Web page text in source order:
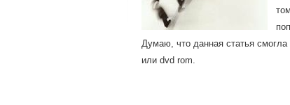
Думаю, что данная статья
или dvd rom.